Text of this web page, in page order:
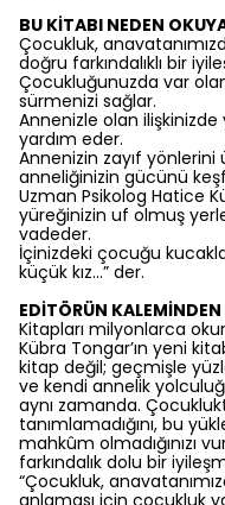
BU KİTABI NEDEN
Çocukluk,
doğru farkındalıklı bir
Çocukluğunuzda var
sürmenizi sağlar.
Annenizle olan
yardım eder.
Annenizin zayıf yönlerini
anneliğinizin gücünü
Uzman Psikolog Hatice
yüreğinizin uf olmuş
vadeder.
İçinizdeki çocuğu
küçük kız…” der.
EDİTÖRÜN KALEMİNDEN
Kitapları milyonlarca
Kübra Tongar’ın yeni
kitap değil; geçmişle
ve kendi annelik
aynı zamanda.
tanımlamadığını, bu
mahkûm olmadığınızı
farkındalık dolu bir
“Çocukluk,
anlaması için çocukluk